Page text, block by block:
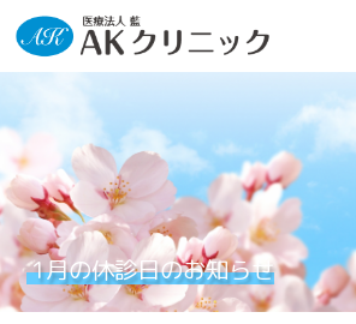
1月の休診日のお知らせ